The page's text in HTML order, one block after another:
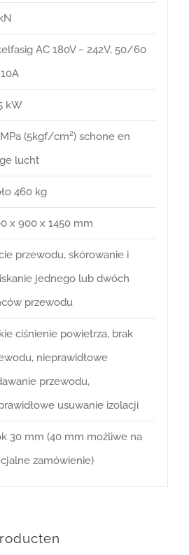
AC 180V ~ 242V, 50/60
kW
(5kgf/cm²) schone en
lucht
460 kg
x 900 x 1450 mm
przewodu, skórowanie i
jednego lub dwóch
przewodu
ciśnienie powietrza, brak
nieprawidłowe
przewodu,
usuwanie izolacji
30 mm (40 mm możliwe na
zamówienie)